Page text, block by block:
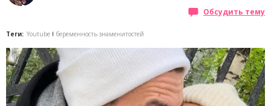
Обсудить тему
Теги: Youtube беременность знаменитостей